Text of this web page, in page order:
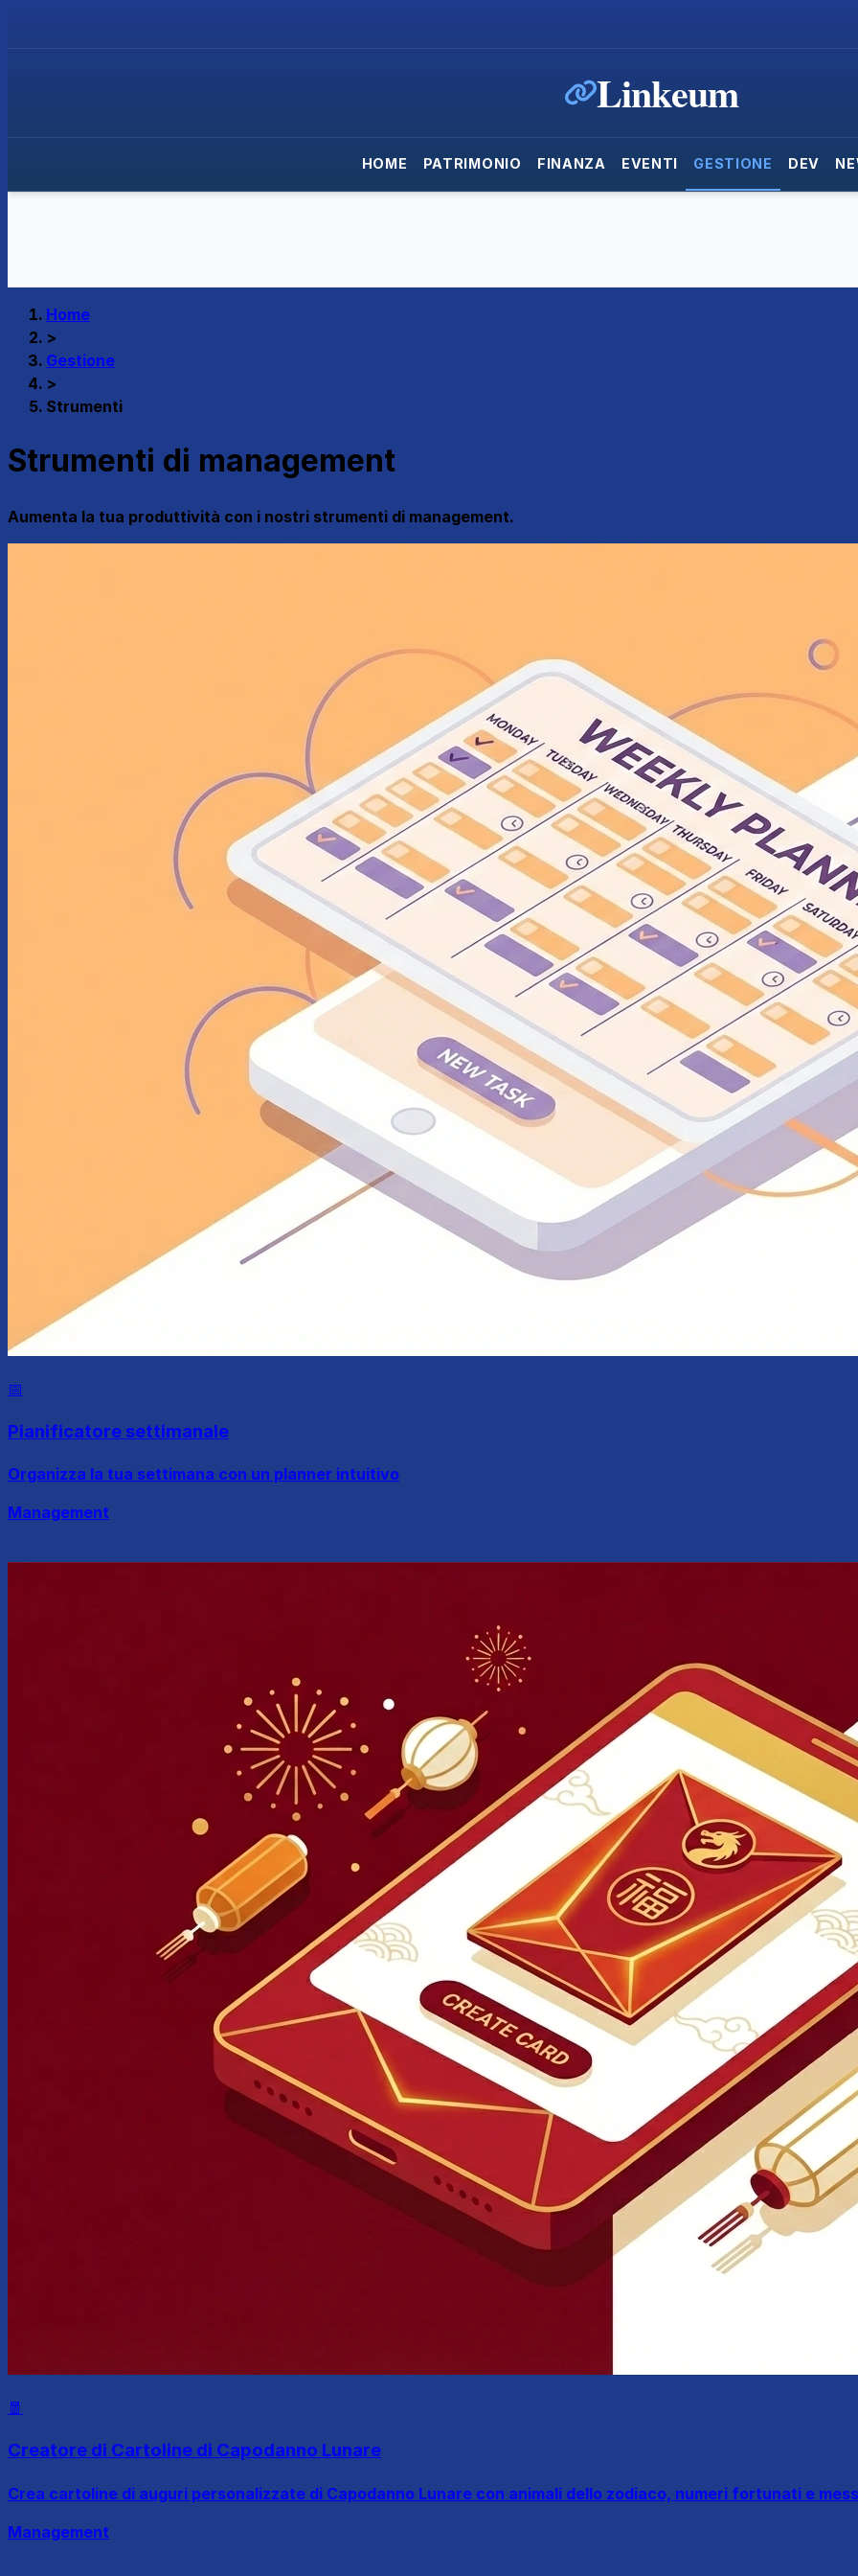
Linkeum
HOME PATRIMONIO FINANZA EVENTI GESTIONE DEV
Home
>
Gestione
>
Strumenti
Strumenti di management
Aumenta la tua produttività con i nostri strumenti di management.
📅
Pianificatore settimanale
Organizza la tua settimana con un planner intuitivo
Management
🧧
Creatore di Cartoline di Capodanno Lunare
Crea cartoline di auguri personalizzate di Capodanno Lunare con animali dello zodiaco, numeri fortunati e
Management